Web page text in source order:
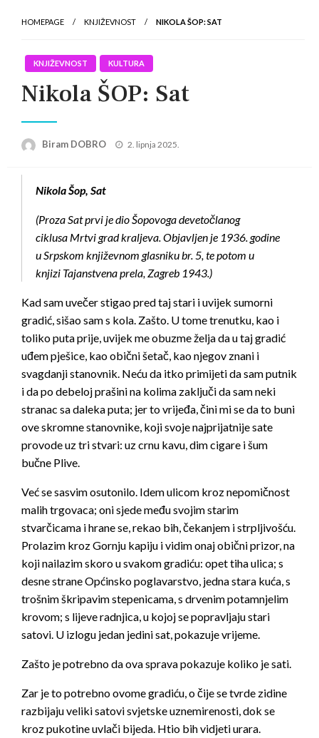
HOMEPAGE KNJIŽEVNOST NIKOLA ŠOP: SAT
KNJIŽEVNOST KULTURA
Nikola ŠOP: Sat
Biram DOBRO
Posted
2. lipnja 2025.
Nikola Šop, Sat
(Proza Sat prvi je dio Šopovoga devetočlanog
ciklusa Mrtvi grad kraljeva. Objavljen je 1936. godine
u Srpskom književnom glasniku br. 5, te potom u
knjizi Tajanstvena prela, Zagreb 1943.)
Kad sam uvečer stigao pred taj stari i uvijek sumorni
gradić, si­šao sam s kola. Zašto. U tome trenutku, kao i
toliko puta prije, uvijek me obuzme želja da u taj gradić
uđem pješice, kao obični šetač, kao njegov znani i
svagdanji stanovnik. Neću da itko primijeti da sam pu­tnik
i da po debeloj prašini na kolima zaključi da sam neki
stranac sa daleka puta; jer to vrijeđa, čini mi se da to buni
ove skromne stanovni­ke, koji svoje najprijatnije sate
provode uz tri stvari: uz crnu kavu, dim cigare i šum
bučne Plive.
Već se sasvim osutonilo. Idem ulicom kroz nepomičnost
malih trgovaca; oni sjede među svojim starim
stvarčicama i hrane se, rekao bih, čekanjem i strpljivošću.
Prolazim kroz Gornju kapiju i vidim onaj obični prizor, na
koji nailazim skoro u svakom gradiću: opet tiha uli­ca; s
desne strane Općinsko poglavarstvo, jedna stara kuća, s
trošnim škripavim stepenicama, s drvenim potamnjelim
krovom; s lijeve radnjica, u kojoj se popravljaju stari
satovi. U izlogu jedan jedini sat, po­kazuje vrijeme.
Zašto je potrebno da ova sprava pokazuje koliko je sati.
Zar je to potrebno ovome gradiću, o čije se tvrde zidine
razbijaju veliki satovi svjetske uznemirenosti, dok se
kroz pukotine uvlači bije­da. Htio bih vidjeti urara.